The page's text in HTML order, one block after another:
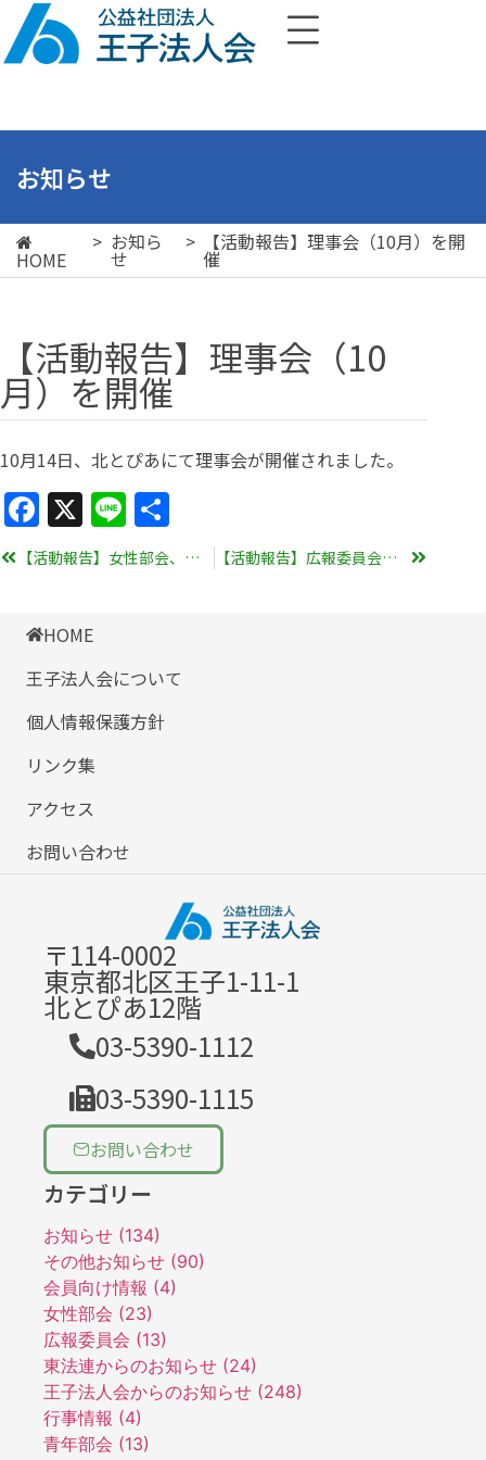
お知らせ
HOME
> お知ら
せ
> 【活動報告】理事会（10月）を開
催
【活動報告】理事会（10
月）を開催
10月14日、北とぴあにて理事会が開催されました。
Facebook
X Line
有
【活動報告】女性部会、第16回「税に関する絵はがきコンクール」審査会を開催 【活動報告】広報委員会、広報誌「KITAきつね通信」11月号の編集会議を実施
HOME
王子法人会について
個人情報保護方針
リンク集
アクセス
お問い合わせ
〒114-0002
東京都北区王子1-11-1
北とぴあ12階
03-5390-1112
03-5390-1115
お問い合わせ
カテゴリー
お知らせ (134)
その他お知らせ (90)
会員向け情報 (4)
女性部会 (23)
広報委員会 (13)
東法連からのお知らせ (24)
王子法人会からのお知らせ (248)
行事情報 (4)
青年部会 (13)